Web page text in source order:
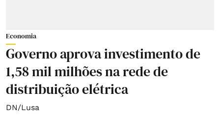
Economia
Governo aprova investimento de
1,58 mil milhões na rede de
distribuição elétrica
DN/Lusa